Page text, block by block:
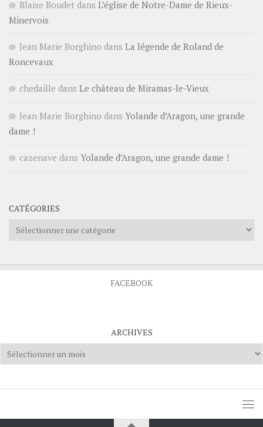
Blaise Boudet dans L’église de Notre-Dame de Rieux-
Minervois
Jean Marie Borghino dans La légende de Roland de
Roncevaux
chedaille dans Le château de Miramas-le-Vieux
Jean Marie Borghino dans Yolande d’Aragon, une grande
dame !
cazenave dans Yolande d’Aragon, une grande dame !
CATÉGORIES
Catégories
FACEBOOK
ARCHIVES
Archives